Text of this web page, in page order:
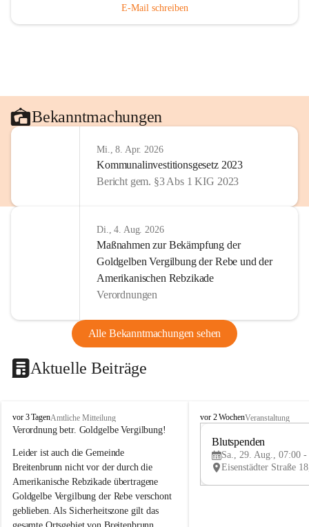
E-Mail schreiben
Bekanntmachungen
Mi., 8. Apr. 2026
Kommunalinvestitionsgesetz 2023
Bericht gem. §3 Abs 1 KIG 2023
Di., 4. Aug. 2026
Maßnahmen zur Bekämpfung der
Goldgelben Vergilbung der Rebe und der
Amerikanischen Rebzikade
Verordnungen
Alle Bekanntmachungen sehen
Aktuelle Beiträge
B
r
i
t
e
n
b
r
vor 3 TagenAmtliche Mitteilung
Verordnung betr. Goldgelbe Vergilbung!
Leider ist auch die Gemeinde
Breitenbrunn nicht vor der durch die
Amerikanische Rebzikade übertragene
Goldgelbe Vergilbung der Rebe verschont
geblieben. Als Sicherheitszone gilt das
B
e
vor 2 WochenVeranstaltung
Blutspenden
Sa., 29. Aug., 07:00 -